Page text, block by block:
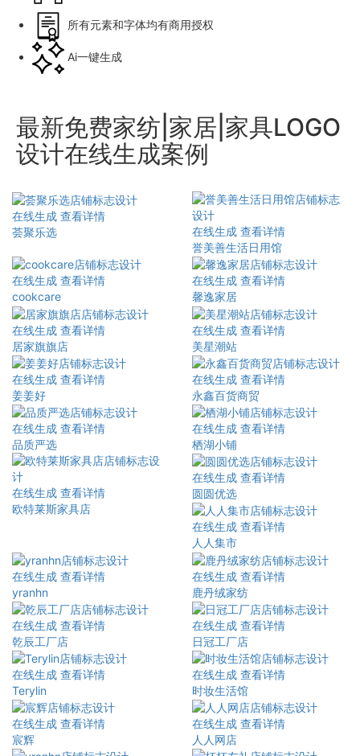
所有元素和字体均有商用授权
Ai一键生成
最新免费家纺|家居|家具LOGO
设计在线生成案例
在线生成 查看详情
荟聚乐选
在线生成 查看详情
誉美善生活日用馆
在线生成 查看详情
cookcare
在线生成 查看详情
馨逸家居
在线生成 查看详情
居家旗旗店
在线生成 查看详情
美星潮站
在线生成 查看详情
姜姜好
在线生成 查看详情
永鑫百货商贸
在线生成 查看详情
品质严选
在线生成 查看详情
栖湖小铺
在线生成 查看详情
欧特莱斯家具店
在线生成 查看详情
圆圆优选
在线生成 查看详情
人人集市
在线生成 查看详情
yranhn
在线生成 查看详情
鹿丹绒家纺
在线生成 查看详情
乾辰工厂店
在线生成 查看详情
日冠工厂店
在线生成 查看详情
Terylin
在线生成 查看详情
时妆生活馆
在线生成 查看详情
宸辉
在线生成 查看详情
人人网店